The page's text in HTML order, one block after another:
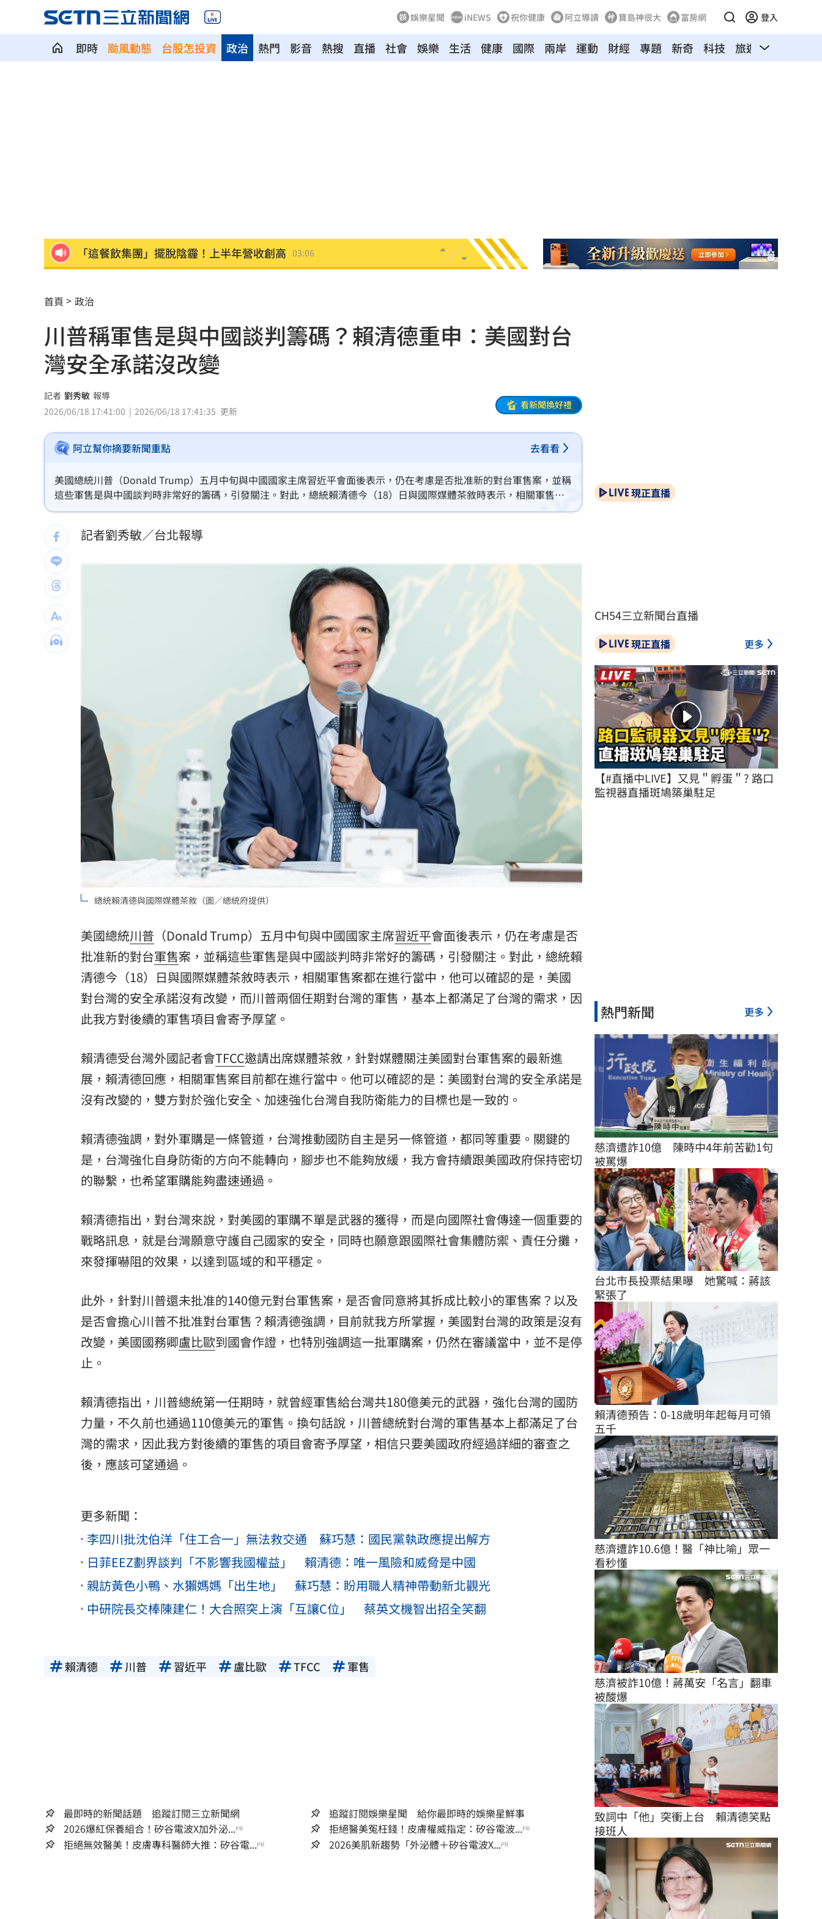
娛樂星聞 iNEWS 祝你健康 阿立導讀 寶島神很大 富房網 登入
即時 颱風動態 台股怎投資 熱門 影音 熱搜 直播
政治 社會 娛樂 生活 健康 國際 兩岸 運動 財經 專題 新奇 科技 旅遊 汽車
「這餐飲集團」擺脫陰霾！上半年營收創高 03:06
台股暴跌誰最能扛 高含金這幾檔繳正報酬
Q2獲利年增221% 愛普*EPS衝4.18元！ 01:20
宏福苑大火調查出爐！菸頭引燃施工雜物
定投10年翻逾5倍 這檔吸引存股族卡位！
新／四指齊揚！台指期飆破500點
慈濟遭詐10.6億元！全款拿回解方曝
稱龍蝦咬完就吐 爆李世宗要信徒喝精油 00:43
一張百萬太貴！他公開高價股買法：賺30萬
獨／海外遊學增強外語 台人夯英、美、加 00:31
00:26
00:23
LIVE三立+24小時直播 15:27
三立iNEWS新聞台線上直播 18:00
商場戰國來臨 台中「頂奢大道」逐漸成形
台彩父親節推新刮刮樂千萬頭獎超「爸」氣 12:00
「拍片人的多重宇宙」職涯論壇9/12登場！
8國球員齊聚高雄 Formosa 7s掀足球熱潮 10:00
理想混蛋號召粉絲跨海追星吃美食！ 18:15
首頁 政治
川普稱軍售是與中國談判籌碼？賴清德重申：美國對台
灣安全承諾沒改變
記者 劉秀敏 報導
2026/06/18 17:41:00
2026/06/18 17:41:35 更新
看新聞換好禮
阿立幫你摘要新聞重點 去看看
美國總統川普（Donald Trump）五月中旬與中國國家主席習近平會面後表示，仍在考慮是否批准新的對台軍售案，並稱
這些軍售是與中國談判時非常好的籌碼，引發關注。對此，總統賴清德今（18）日與國際媒體茶敘時表示，相關軍售案
都在進行當中，他可以確認的是，美國對台灣的安全承諾沒有改變，而川普兩個任期對台灣的軍售，基本上都滿足了台
灣的需求，因此我方對後續的軍售項目會寄予厚望。
記者劉秀敏／台北報導
總統賴清德與國際媒體茶敘（圖／總統府提供）
美國總統川普 （Donald Trump）五月中旬與中國國家主席習近平會面後表示，仍在考慮是否
批准新的對台軍售案，並稱這些軍售是與中國談判時非常好的籌碼，引發關注。對此，總統賴
清德今（18）日與國際媒體茶敘時表示，相關軍售案都在進行當中，他可以確認的是，美國
對台灣的安全承諾沒有改變，而川普兩個任期對台灣的軍售，基本上都滿足了台灣的需求，因
此我方對後續的軍售項目會寄予厚望。
賴清德受台灣外國記者會TFCC邀請出席媒體茶敘，針對媒體關注美國對台軍售案的最新進
展，賴清德回應，相關軍售案目前都在進行當中。他可以確認的是：美國對台灣的安全承諾是
沒有改變的，雙方對於強化安全、加速強化台灣自我防衛能力的目標也是一致的。
賴清德強調，對外軍購是一條管道，台灣推動國防自主是另一條管道，都同等重要。關鍵的
是，台灣強化自身防衛的方向不能轉向，腳步也不能夠放緩，我方會持續跟美國政府保持密切
的聯繫，也希望軍購能夠盡速通過。
賴清德指出，對台灣來說，對美國的軍購不單是武器的獲得，而是向國際社會傳達一個重要的
戰略訊息，就是台灣願意守護自己國家的安全，同時也願意跟國際社會集體防禦、責任分攤，
來發揮嚇阻的效果，以達到區域的和平穩定。
此外，針對川普還未批准的140億元對台軍售案，是否會同意將其拆成比較小的軍售案？以及
是否會擔心川普不批准對台軍售？賴清德強調，目前就我方所掌握，美國對台灣的政策是沒有
改變，美國國務卿盧比歐到國會作證，也特別強調這一批軍購案，仍然在審議當中，並不是停
止。
賴清德指出，川普總統第一任期時，就曾經軍售給台灣共180億美元的武器，強化台灣的國防
力量，不久前也通過110億美元的軍售。換句話說，川普總統對台灣的軍售基本上都滿足了台
灣的需求，因此我方對後續的軍售的項目會寄予厚望，相信只要美國政府經過詳細的審查之
後，應該可望通過。
更多新聞：
李四川批沈伯洋「住工合一」無法救交通 蘇巧慧：國民黨執政應提出解方
日菲EEZ劃界談判「不影響我國權益」 賴清德：唯一風險和威脅是中國
親訪黃色小鴨、水獺媽媽「出生地」 蘇巧慧：盼用職人精神帶動新北觀光
中研院長交棒陳建仁！大合照突上演「互讓C位」 蔡英文機智出招全笑翻
賴清德 川普 習近平 盧比歐 TFCC 軍售
最即時的新聞話題 追蹤訂閱三立新聞網
追蹤訂閱娛樂星聞 給你最即時的娛樂星鮮事
2026爆紅保養組合！矽谷電波X加外泌...PR 拒絕醫美冤枉錢！皮膚權威指定：矽谷電波...PR
拒絕無效醫美！皮膚專科醫師大推：矽谷電...PR 2026美肌新趨勢「外泌體＋矽谷電波X...PR
現正直播
CH54三立新聞台直播
現正直播 更多
【#直播中LIVE】又見＂孵蛋＂? 路口
監視器直播斑鳩築巢駐足
熱門新聞 更多
慈濟遭詐10億　陳時中4年前苦勸1句
被罵爆
台北市長投票結果曝　她驚喊：蔣該
緊張了
賴清德預告：0-18歲明年起每月可領
五千
慈濟遭詐10.6億！醫「神比喻」眾一
看秒懂
慈濟被詐10億！蔣萬安「名言」翻車
被酸爆
致詞中「他」突衝上台　賴清德笑點
接班人